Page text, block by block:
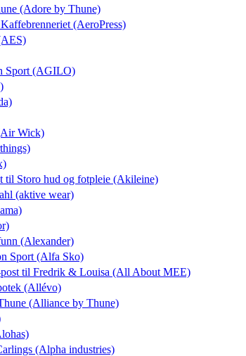
(Adore by Thune)
(AeroPress)
Sport (AGILO)
Wick)
til Storo hud og fotpleie (Akileine)
(aktive wear)
(Alexander)
Sport (Alfa Sko)
til Fredrik & Louisa (All About MEE)
(Allévo)
(Alliance by Thune)
(Alpha industries)